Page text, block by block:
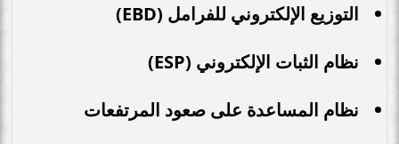
التوزيع الإلكتروني للفرامل (EBD)
نظام الثبات الإلكتروني (ESP)
نظام المساعدة على صعود المرتفعات